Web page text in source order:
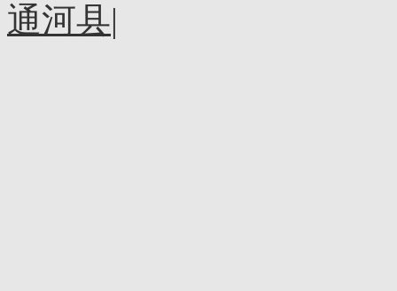
通河县|